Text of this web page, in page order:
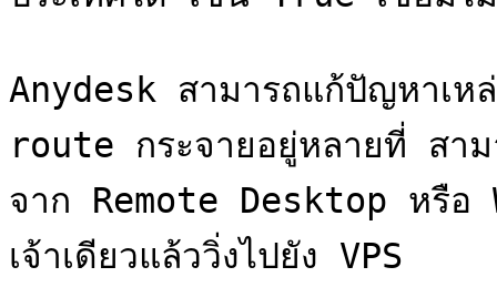
Anydesk สามารถแก้ปัญหาเ
route กระจายอยู่หลายที่ สาม
จาก Remote Desktop หรือ
เจ้าเดียวแล้ววิ่งไปยัง VPS